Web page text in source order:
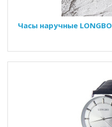
Часы наручные LONGBO